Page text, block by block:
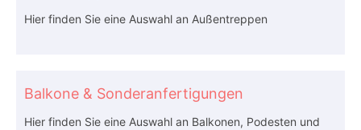
Hier finden Sie eine Auswahl an Außentreppen
Balkone & Sonderanfertigungen
Hier finden Sie eine Auswahl an Balkonen, Podesten und